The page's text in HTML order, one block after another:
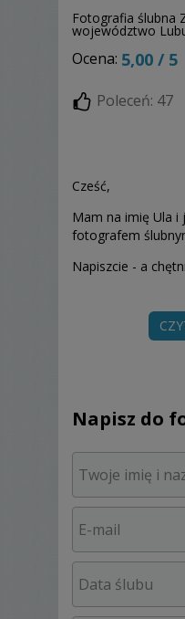
Fotografia ślubna
województwo
Ocena: 5,00 / 5
Poleceń: 47
Cześć,
Mam na imię Ula
fotografem
Napiszcie - a
Jeśli zdjęcia, które
do gustu, coś Was
ustawiam i nie
ale zdjęcia mają
Waszym ważnym
pełne emocji.
- Uwielbiam
wszystkie zdjęcia,
podwykonawcom.
Napisz do